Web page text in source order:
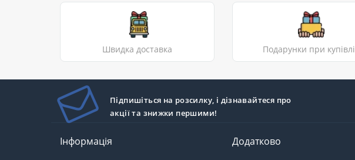
Швидка доставка Подарунки при купівлі
Підпишіться на розсилку, і дізнавайтеся про
акції та знижки першими!
Інформація Додатково